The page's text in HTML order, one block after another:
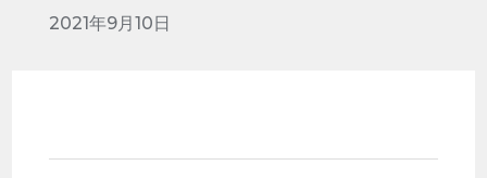
2021年9月10日